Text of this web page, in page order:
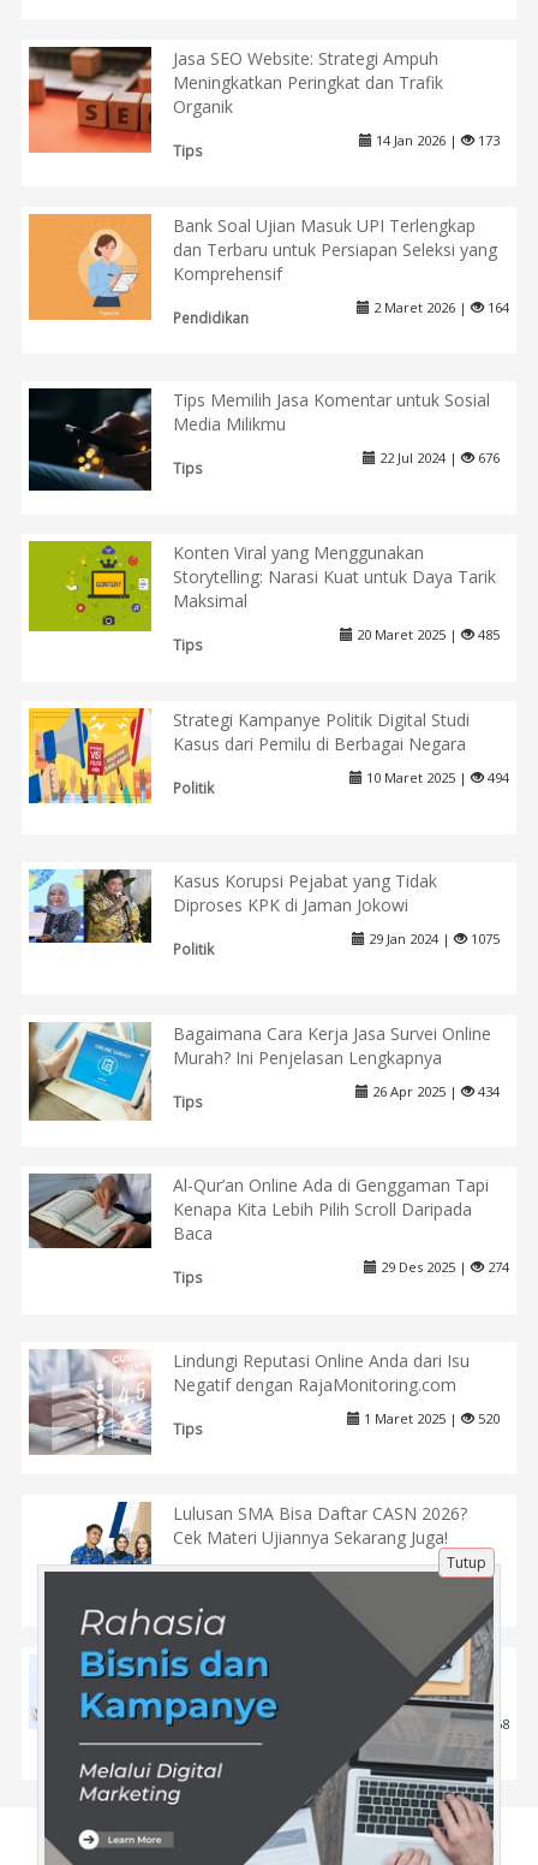
Jasa SEO Website: Strategi Ampuh
Meningkatkan Peringkat dan Trafik
Organik
Tips
14 Jan 2026 | 173
Bank Soal Ujian Masuk UPI Terlengkap
dan Terbaru untuk Persiapan Seleksi yang
Komprehensif
Pendidikan
2 Maret 2026 | 164
Tips Memilih Jasa Komentar untuk Sosial
Media Milikmu
Tips
22 Jul 2024 | 676
Konten Viral yang Menggunakan
Storytelling: Narasi Kuat untuk Daya Tarik
Maksimal
Tips
20 Maret 2025 | 485
Strategi Kampanye Politik Digital Studi
Kasus dari Pemilu di Berbagai Negara
Politik
10 Maret 2025 | 494
Kasus Korupsi Pejabat yang Tidak
Diproses KPK di Jaman Jokowi
Politik
29 Jan 2024 | 1075
Bagaimana Cara Kerja Jasa Survei Online
Murah? Ini Penjelasan Lengkapnya
Tips
26 Apr 2025 | 434
Al-Qur’an Online Ada di Genggaman Tapi
Kenapa Kita Lebih Pilih Scroll Daripada
Baca
Tips
29 Des 2025 | 274
Lindungi Reputasi Online Anda dari Isu
Negatif dengan RajaMonitoring.com
Tips
1 Maret 2025 | 520
Lulusan SMA Bisa Daftar CASN 2026?
Cek Materi Ujiannya Sekarang Juga!
15 Apr 2025 | 912
Ketika Merasa Ada Gejala Sakit di Masa
23 Apr 2020 | 2568
Tentang Kami
Tutup